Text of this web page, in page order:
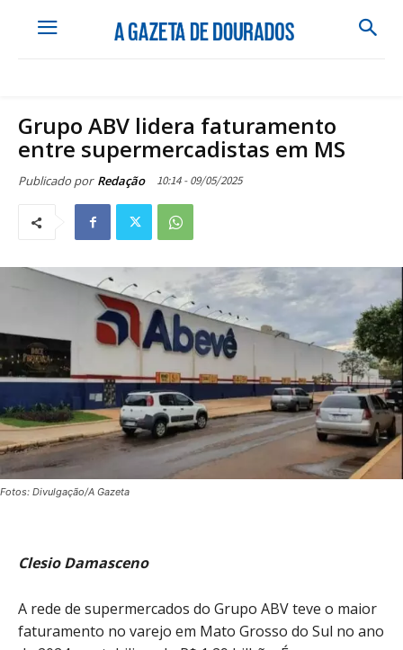
Grupo ABV lidera faturamento
entre supermercadistas em MS
Publicado por Redação 10:14 - 09/05/2025
Fotos: Divulgação/A Gazeta
Clesio Damasceno
A rede de supermercados do Grupo ABV teve o maior
faturamento no varejo em Mato Grosso do Sul no ano